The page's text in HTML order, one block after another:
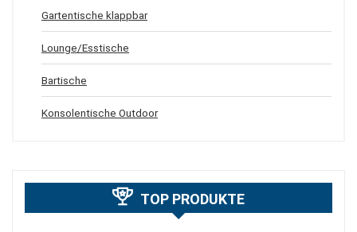
Gartentische klappbar
Lounge/Esstische
Bartische
Konsolentische Outdoor
TOP PRODUKTE